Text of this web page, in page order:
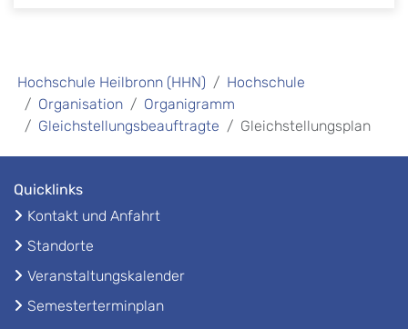
Hochschule Heilbronn (HHN)
Hochschule
Organisation
Organigramm
Gleichstellungsbeauftragte
Gleichstellungsplan
Quicklinks
Kontakt und Anfahrt
Standorte
Veranstaltungskalender
Semesterterminplan